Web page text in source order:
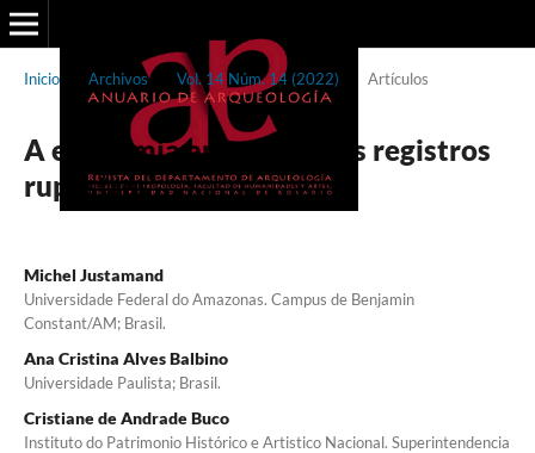
Inicio Archivos Vol. 14 Núm. 14 (2022) Artículos
A economia ancestral e os registros
rupestres
Michel Justamand
Universidade Federal do Amazonas. Campus de Benjamin
Constant/AM; Brasil.
Ana Cristina Alves Balbino
Universidade Paulista; Brasil.
Cristiane de Andrade Buco
Instituto do Patrimonio Histórico e Artistico Nacional. Superintendencia